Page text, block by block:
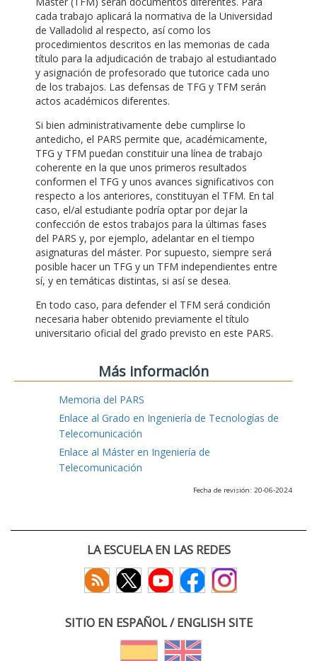
cada trabajo aplicará la normativa de la Universidad
de Valladolid al respecto, así como los
procedimientos descritos en las memorias de cada
título para la adjudicación de trabajo al estudiantado
y asignación de profesorado que tutorice cada uno
de los trabajos. Las defensas de TFG y TFM serán
actos académicos diferentes.
Si bien administrativamente debe cumplirse lo
antedicho, el PARS permite que, académicamente,
TFG y TFM puedan constituir una línea de trabajo
coherente en la que unos primeros resultados
conformen el TFG y unos avances significativos con
respecto a los anteriores, constituyan el TFM. En tal
caso, el/al estudiante podría optar por dejar la
confección de estos trabajos para la últimas fases
del PARS y, por ejemplo, adelantar en el tiempo
asignaturas del máster. Por supuesto, siempre será
posible hacer un TFG y un TFM independientes entre
sí, y en temáticas distintas, si así se desea.
En todo caso, para defender el TFM será condición
necesaria haber obtenido previamente el título
universitario oficial del grado previsto en este PARS.
Más información
Memoria del PARS
Enlace al Grado en Ingeniería de Tecnologías de
Telecomunicación
Enlace al Máster en Ingeniería de
Telecomunicación
Fecha de revisión: 20-06-2024
LA ESCUELA EN LAS REDES
SITIO EN ESPAÑOL / ENGLISH SITE